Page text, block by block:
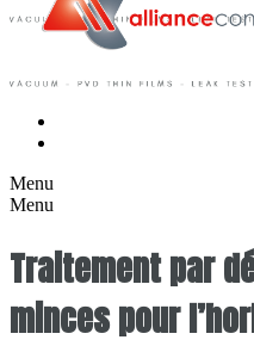
Menu
Menu
Traitement par
minces pour